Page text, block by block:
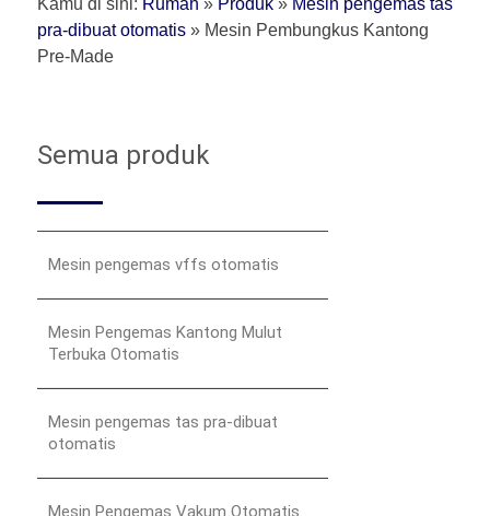
pra-dibuat otomatis » Mesin Pembungkus Kantong
Pre-Made
Semua produk
Mesin pengemas vffs otomatis
Mesin Pengemas Kantong Mulut
Terbuka Otomatis
Mesin pengemas tas pra-dibuat
otomatis
Mesin Pengemas Vakum Otomatis